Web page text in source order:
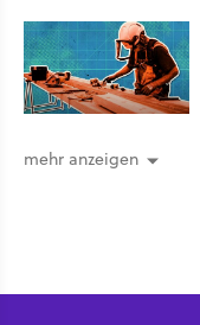
mehr anzeigen